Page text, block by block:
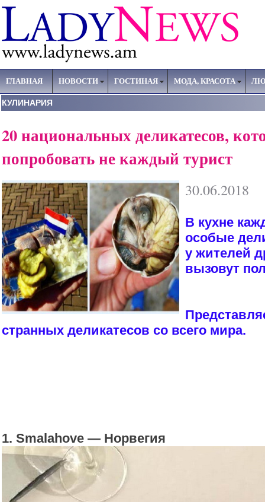
ГЛАВНАЯ НОВОСТИ ГОСТИНАЯ МОДА, КРАСОТА
КУЛИНАРИЯ
20 национальных деликатесов,
попробовать не каждый турист
30.06.2018
В кухне
особые
у жителей
вызовут
странных деликатесов со всего мира.
1. Smalahove — Норвегия